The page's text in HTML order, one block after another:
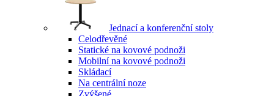
Jednací a konferenční stoly
Celodřevěné
Statické na kovové podnoži
Mobilní na kovové podnoži
Skládací
Na centrální noze
Zvýšené